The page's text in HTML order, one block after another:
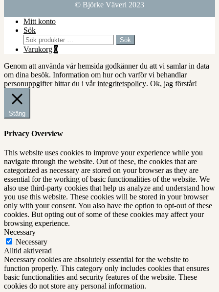
© Björke Väveri 2023
Mitt konto
Sök
Sök
efter:
Sök
Varukorg 0
Genom att använda vår hemsida godkänner du att vi samlar in data
om dina besök. Information om hur och varför vi behandlar
personuppgifter hittar du i vårintegritetspolicy. Ok, jag förstår!
Stäng
Privacy Overview
This website uses cookies to improve your experience while you
navigate through the website. Out of these, the cookies that are
categorized as necessary are stored on your browser as they are
essential for the working of basic functionalities of the website. We
also use third-party cookies that help us analyze and understand how
you use this website. These cookies will be stored in your browser
only with your consent. You also have the option to opt-out of these
cookies. But opting out of some of these cookies may affect your
browsing experience.
Necessary
Necessary
Alltid aktiverad
Necessary cookies are absolutely essential for the website to
function properly. This category only includes cookies that ensures
basic functionalities and security features of the website. These
cookies do not store any personal information.